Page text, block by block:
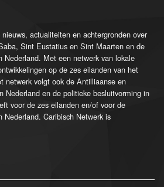
actualiteiten en achtergronden over
Sint Eustatius en Sint Maarten en de
Nederland. Met een netwerk van lokale
op de zes eilanden van het
netwerk volgt ook de Antilliaanse en
Nederland en de politieke besluitvorming in
voor de zes eilanden en/of voor de
Nederland. Caribisch Netwerk is